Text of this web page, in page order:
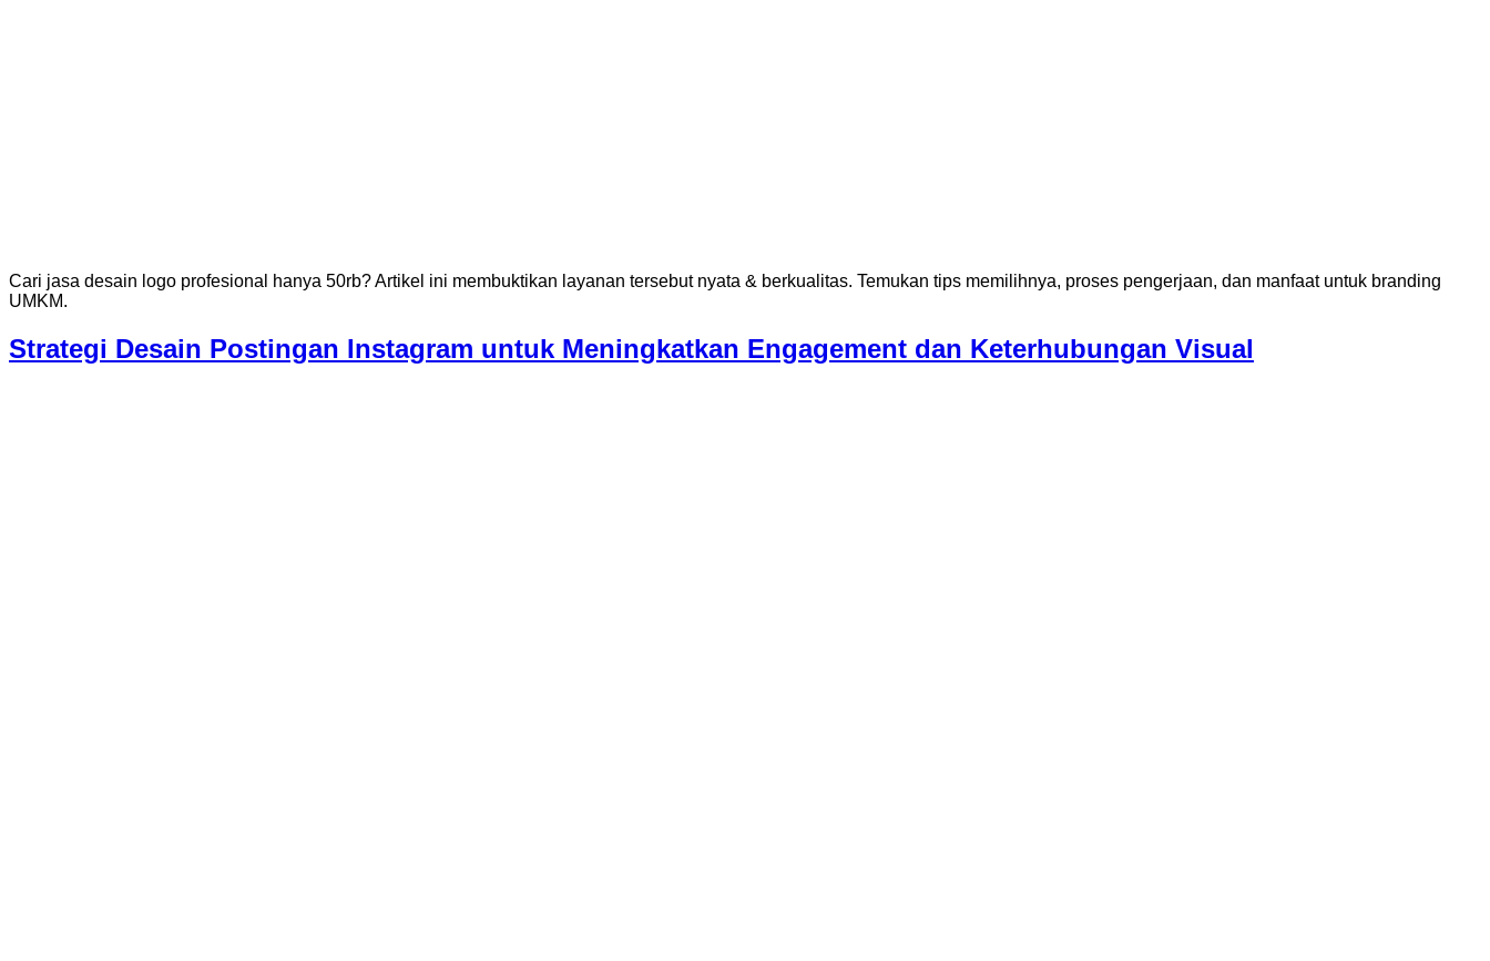
Cari jasa desain logo profesional hanya 50rb? Artikel ini membuktikan layanan tersebut nyata & berkualitas. Temukan tips memilihnya, proses pengerjaan, dan manfaat untuk branding
UMKM.
Strategi Desain Postingan Instagram untuk Meningkatkan Engagement dan Keterhubungan Visual